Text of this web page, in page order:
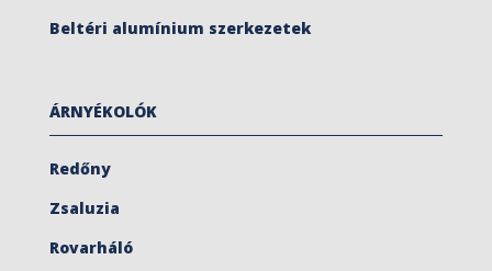
Beltéri alumínium szerkezetek
ÁRNYÉKOLÓK
Redőny
Zsaluzia
Rovarháló